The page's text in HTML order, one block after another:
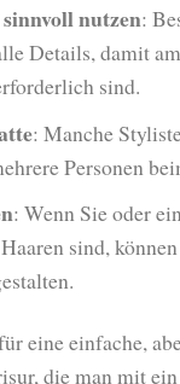
nutzen:
Details, damit
sind.
: Manche
Personen
: Wenn Sie oder
sind,
eine einfache,
die man mit